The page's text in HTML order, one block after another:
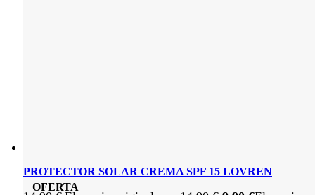
OFERTA
PROTECTOR SOLAR CREMA SPF 15 LOVREN